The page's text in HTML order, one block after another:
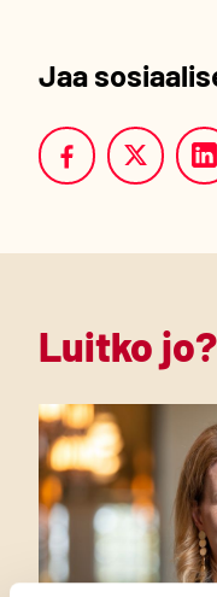
Jaa
Luitko jo?